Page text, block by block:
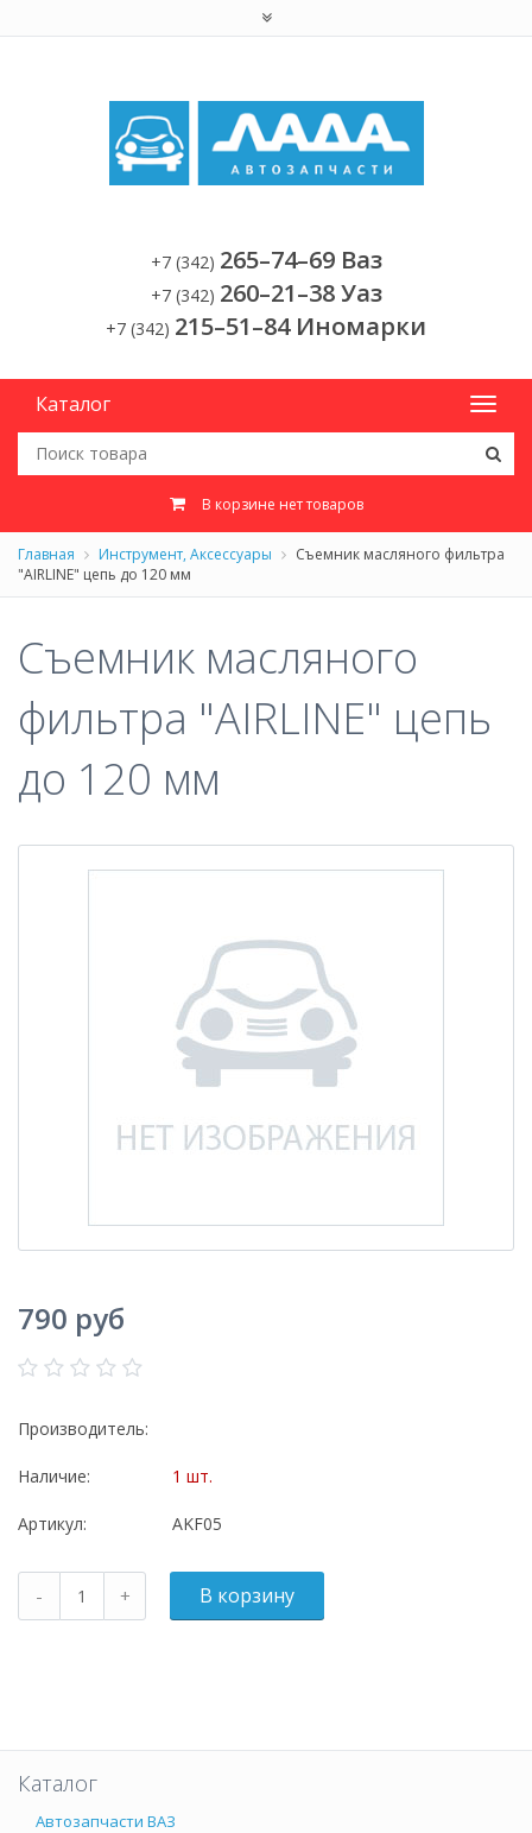
+7 (342) 265–74–69 Ваз
+7 (342) 260–21–38 Уаз
+7 (342) 215–51–84 Иномарки
Каталог
В корзине нет товаров
Главная Инструмент, Аксессуары
Съемник масляного фильтра
"AIRLINE" цепь до 120 мм
Съемник масляного
фильтра "AIRLINE" цепь
до 120 мм
790 руб
Производитель:
Наличие: 1 шт.
Артикул: AKF05
Каталог
Автозапчасти ВАЗ